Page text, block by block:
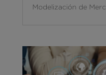
Modelización de